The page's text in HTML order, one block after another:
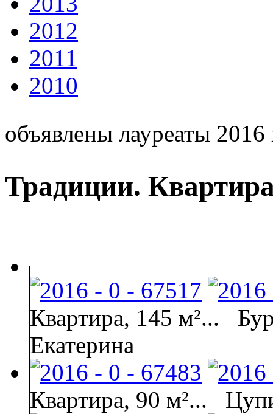
2012
2011
2010
объявлены лауреаты 2016
Традиции.
Квартира, 145 м²...
Екатерина
Квартира, 90 м²...